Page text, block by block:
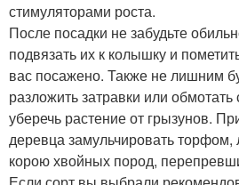
стимуляторами роста.
После посадки не забудьте
подвязать их к колышку и
вас посажено. Также не лишним
разложить затравки или обмотать
уберечь растение от грызунов.
деревца замульчировать
корою хвойных пород,